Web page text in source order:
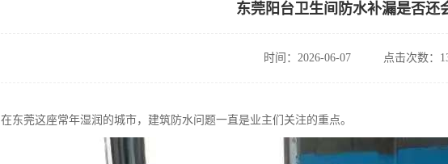
东莞阳台卫生间防水补漏是否还
时间：2026-06-07 点击次数：
在东莞这座常年湿润的城市，建筑防水问题一直是业主们关注的重点。